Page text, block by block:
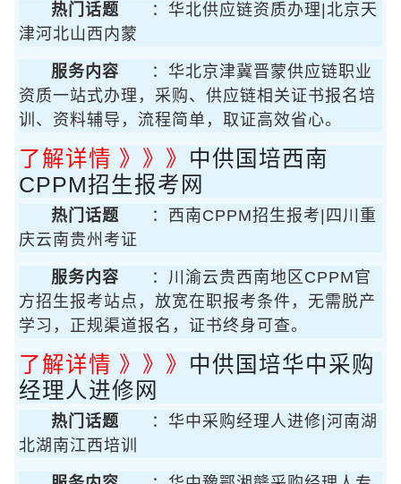
热门话题
：华北供应链资质办理|北京天
津河北山西内蒙
服务内容
：华北京津冀晋蒙供应链职业
资质一站式办理，采购、供应链相关证书报名培
训、资料辅导，流程简单，取证高效省心。
了解详情 》》》 中供国培西南
CPPM招生报考网
热门话题
：西南CPPM招生报考|四川重
庆云南贵州考证
服务内容
：川渝云贵西南地区CPPM官
方招生报考站点，放宽在职报考条件，无需脱产
学习，正规渠道报名，证书终身可查。
了解详情 》》》 中供国培华中采购
经理人进修网
热门话题
：华中采购经理人进修|河南湖
北湖南江西培训